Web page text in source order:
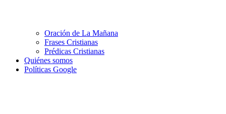
Oración de La Mañana
Frases Cristianas
Prédicas Cristianas
Quiénes somos
Políticas Google